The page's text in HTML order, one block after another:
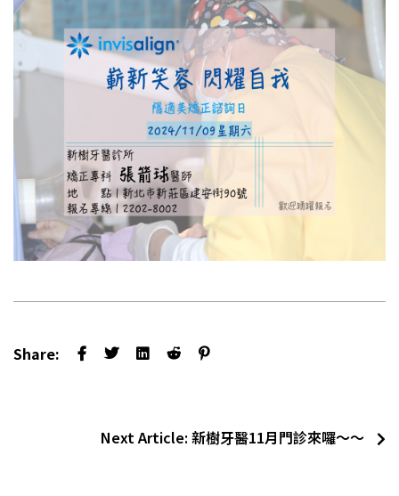
Share:
Next Article:新樹牙醫11月門診來囉～～